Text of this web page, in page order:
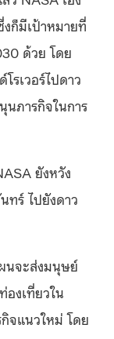
ก็มีเป้าหมายที่
ด้วย โดย
รเวอร์ไปดาว
นภารกิจในการ
ยังหวัง
ทร์ ไปยังดาว
นจะส่งมนุษย์
องเที่ยวใน
จแนวใหม่ โดย